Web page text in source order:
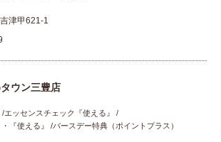
津甲621-1
ウン三豊店
エッセンスチェック『使える』
『使える』
バースデー特典（ポイントプラス）